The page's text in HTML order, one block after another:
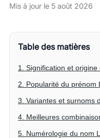
Mis à jour le 5 août 2026
Table des matières
1. Signification et
2. Popularité du prénom
3. Variantes et surnoms
4. Meilleures
5. Numérologie du nom